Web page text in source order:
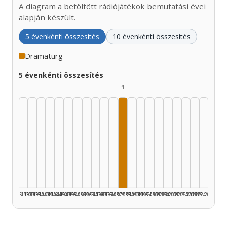
A diagram a betöltött rádiójátékok bemutatási évei
alapján készült.
5 évenkénti összesítés 10 évenkénti összesítés
Dramaturg
5 évenkénti összesítés
1925–1929
1930–1934
1935–1939
1940–1944
1945–1949
1950–1954
1955–1959
1960–1964
1965–1969
1970–1974
1975–1979
1
1980–1984
1985–1989
1990–1994
1995–1999
2000–2004
2005–2009
2010–2014
2015–2019
2020–2024
2025–2026